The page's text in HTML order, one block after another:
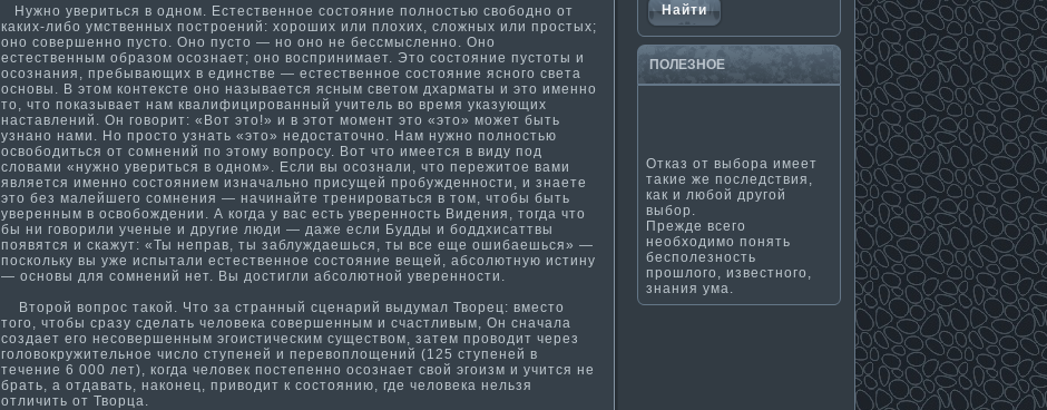
Нужно увериться в одном. Естественное состояние полностью свободно от
каких-либо умственных построений: хороших или плохих, сложных или простых;
оно совершенно пусто. Оно пусто — но оно не бессмысленно. Оно
естественным образом осознает; оно воспринима­ет. Это состояние пустоты и
осознания, пребывающих в единстве — естественное состояние ясного света
основы. В этом контексте оно называется ясным светом дхарма­ты и это именно
то, что показывает нам квалифицированный учитель во время указующих
наставлений. Он говорит: «Вот это!» и в этот момент это «это» может быть
узнано нами. Но просто узнать «это» недостаточно. Нам нужно полностью
освободиться от сомнений по этому вопросу. Вот что имеется в виду под
словами «нужно увериться в одном». Если вы осознали, что пережитое вами
является именно состоянием изначально присущей пробужденности­, и знаете
это без ма­лейшего сомнения — начинайте тренироваться в том, чтобы быть
уверенным в освобождении. А когда у вас есть уверенность Видения, тогда что
бы ни говорили ученые и другие люди — даже если Будды и боддхисаттвы
появятся и скажут: «Ты неправ, ты заблуждаешься, ты все еще ошибаешься» —
поскольку вы уже испытали естественное состояние вещей, абсолютную исти­ну
— основы для сомнений нет. Вы дости­гли абсолютной уверенности­.
Второй вопрос такой. Что за странный сценарий выдума­л Творец: вместо
того, чтобы сразу сделать человека совершенным и счастливым, Он сначала
создает его несовершенным эгоисти­ческим существом, затем проводит через
головокружительное число ступеней и перевоплощений (125 ступеней в
течение 6 000 лет), когда человек постепенно осознает свой эгоизм и учится не
брать, а отдавать, наконец, приводит к состоянию, где человека нельзя
отличить от Творца.
ПОЛЕЗНΟЕ
Отказ от выбора имеет
такие же последствия,
как и любой другой
выбор.
Прежде всего
необходимо понять
бесполезность
прошлого, известного,
знания ума.